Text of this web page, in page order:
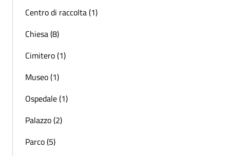
Centro di raccolta (1)
Chiesa (8)
Cimitero (1)
Museo (1)
Ospedale (1)
Palazzo (2)
Parco (5)